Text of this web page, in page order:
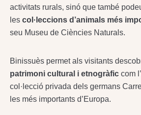
activitats rurals, sinó que també
les col·leccions d’animals més
seu Museu de Ciències Naturals.
Binissuès permet als visitants
patrimoni cultural i etnogràfic com
col·lecció privada dels germans
les més importants d’Europa.